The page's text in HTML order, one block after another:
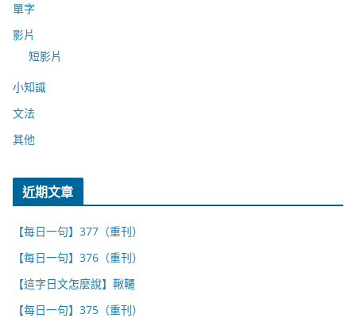
單字
影片
短影片
小知識
文法
其他
近期文章
【每日一句】377（重刊）
【每日一句】376（重刊）
【這字日文怎麼說】鞦韆
【每日一句】375（重刊）